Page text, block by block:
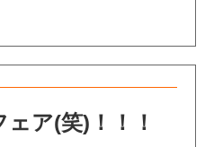
ア(笑)！！！